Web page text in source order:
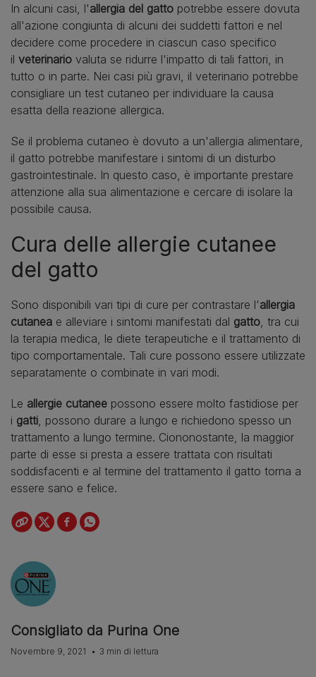
In alcuni casi, l'allergia del gatto potrebbe essere dovuta
all'azione congiunta di alcuni dei suddetti fattori e nel
decidere come procedere in ciascun caso specifico
il veterinario valuta se ridurre l'impatto di tali fattori, in
tutto o in parte. Nei casi più gravi, il veterinario potrebbe
consigliare un test cutaneo per individuare la causa
esatta della reazione allergica.
Se il problema cutaneo è dovuto a un'allergia alimentare,
il gatto potrebbe manifestare i sintomi di un disturbo
gastrointestinale. In questo caso, è importante prestare
attenzione alla sua alimentazione e cercare di isolare la
possibile causa.
Cura delle allergie cutanee
del gatto
Sono disponibili vari tipi di cure per contrastare l'allergia
cutanea e alleviare i sintomi manifestati dal gatto , tra cui
la terapia medica, le diete terapeutiche e il trattamento di
tipo comportamentale. Tali cure possono essere utilizzate
separatamente o combinate in vari modi.
Le allergie cutanee possono essere molto fastidiose per
i gatti , possono durare a lungo e richiedono spesso un
trattamento a lungo termine. Ciononostante, la maggior
parte di esse si presta a essere trattata con risultati
soddisfacenti e al termine del trattamento il gatto torna a
essere sano e felice.
Consigliato da Purina One
Novembre 9, 2021 3 min di lettura